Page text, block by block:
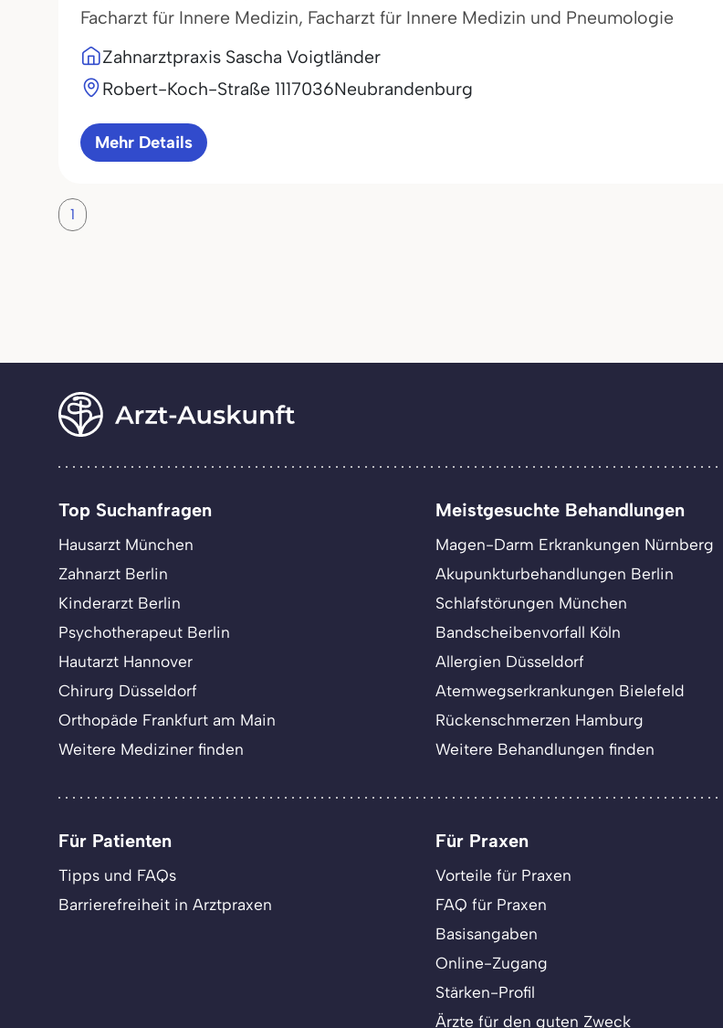
Facharzt für Innere Medizin, Facharzt für Innere Medizin und Pneumologie
Zahnarztpraxis Sascha Voigtländer
Robert-Koch-Straße 1117036Neubrandenburg
Mehr Details
1
Top Suchanfragen
Hausarzt München
Zahnarzt Berlin
Kinderarzt Berlin
Psychotherapeut Berlin
Hautarzt Hannover
Chirurg Düsseldorf
Orthopäde Frankfurt am Main
Weitere Mediziner finden
Meistgesuchte Behandlungen
Magen-Darm Erkrankungen Nürnberg
Akupunkturbehandlungen Berlin
Schlafstörungen München
Bandscheibenvorfall Köln
Allergien Düsseldorf
Atemwegserkrankungen Bielefeld
Rückenschmerzen Hamburg
Weitere Behandlungen finden
Für Patienten
Tipps und FAQs
Barrierefreiheit in Arztpraxen
Für Praxen
Vorteile für Praxen
FAQ für Praxen
Basisangaben
Online-Zugang
Stärken-Profil
Ärzte für den guten Zweck